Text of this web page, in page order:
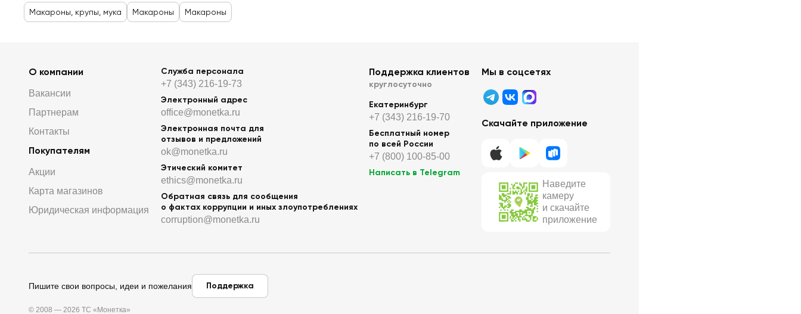
Макароны, крупы, мука Макароны Макароны
О компании
Вакансии
Партнерам
Контакты
Покупателям
Акции
Карта магазинов
Юридическая информация
Служба персонала
+7 (343) 216-19-73
Электронный адрес
office@monetka.ru
Электронная почта для
отзывов и предложений
ok@monetka.ru
Этический комитет
ethics@monetka.ru
Обратная связь для сообщения
о фактах коррупции и иных злоупотреблениях
corruption@monetka.ru
Поддержка клиентов
круглосуточно
Екатеринбург
+7 (343) 216-19-70
Бесплатный номер
по всей России
+7 (800) 100-85-00
Написать в Telegram
Мы в соцсетях
Скачайте приложение
Наведите
камеру
и скачайте
приложение
Пишите свои вопросы, идеи и пожелания Поддержка
© 2008 — 2026 ТС «Монетка»